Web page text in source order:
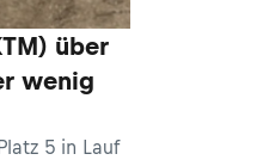
über
wenig
5 in Lauf